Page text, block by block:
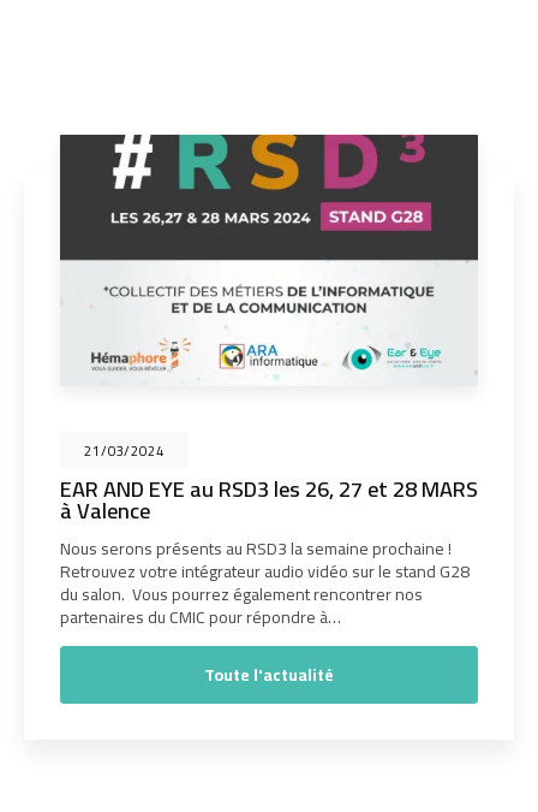
21/03/2024
EAR AND EYE au RSD3 les 26, 27 et 28 MARS
à Valence
Nous serons présents au RSD3 la semaine prochaine !
Retrouvez votre intégrateur audio vidéo sur le stand G28
du salon. Vous pourrez également rencontrer nos
partenaires du CMIC pour répondre à…
Toute l'actualité